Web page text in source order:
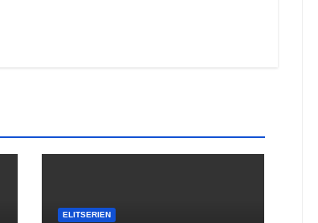
ELITSERIEN